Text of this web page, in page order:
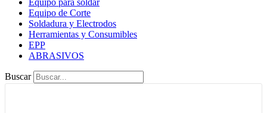
Equipo de Corte
Soldadura y Electrodos
Herramientas y Consumibles
EPP
ABRASIVOS
Buscar